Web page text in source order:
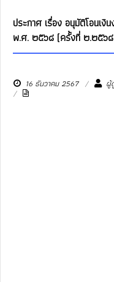
ประกาศ เรื่อง อนุมัติโอนเ
พ.ศ. ๒๕๖๘ (ครั้งที่ ๒.๒๕๖
16 ธันวาคม 2567 ผู้